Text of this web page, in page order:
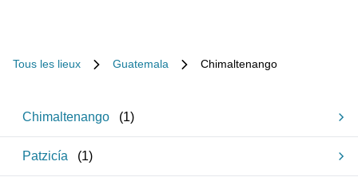
Tous les lieux Guatemala Chimaltenango
Chimaltenango (1)
Patzicía (1)